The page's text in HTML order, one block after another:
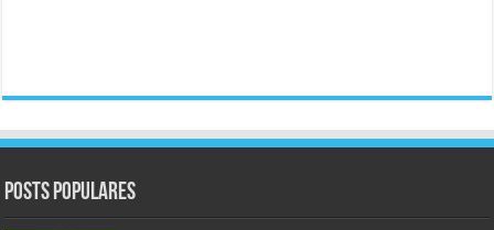
Posts populares